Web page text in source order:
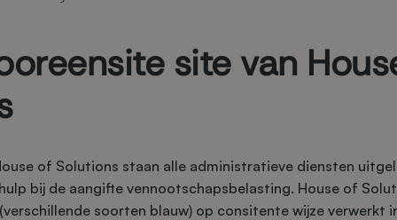
site van
of Solutions staan alle administratieve diensten
bij de aangifte vennootschapsbelasting. House of
soorten blauw) op consitente wijze verwerkt